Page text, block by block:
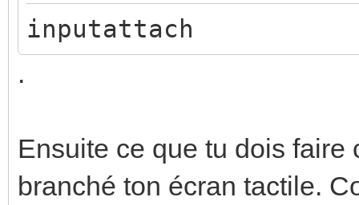
inputattach
.
Ensuite ce que tu dois faire
branché ton écran tactile.